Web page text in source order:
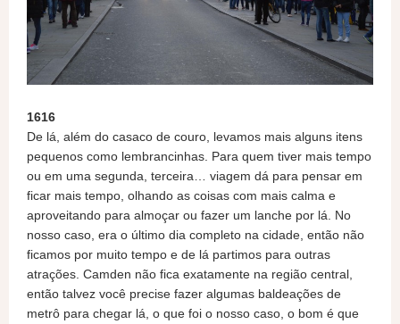
1616
De lá, além do casaco de couro, levamos mais alguns itens
pequenos como lembrancinhas. Para quem tiver mais tempo
ou em uma segunda, terceira… viagem dá para pensar em
ficar mais tempo, olhando as coisas com mais calma e
aproveitando para almoçar ou fazer um lanche por lá. No
nosso caso, era o último dia completo na cidade, então não
ficamos por muito tempo e de lá partimos para outras
atrações. Camden não fica exatamente na região central,
então talvez você precise fazer algumas baldeações de
metrô para chegar lá, o que foi o nosso caso, o bom é que